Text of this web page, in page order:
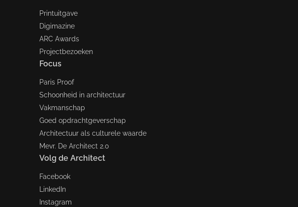
Printuitgave
Digimazine
ARC Awards
Projectbezoeken
Focus
Paris Proof
Schoonheid in architectuur
Vakmanschap
Goed opdrachtgeverschap
Architectuur als culturele waarde
Mevr. De Architect 2.0
Volg de Architect
Facebook
LinkedIn
Instagram